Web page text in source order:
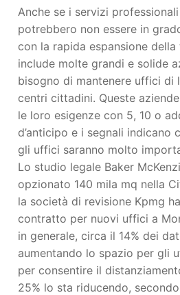
Anche se i servizi
potrebbero non essere in
con la rapida espansione
include molte grandi e solide
bisogno di mantenere uffici di
centri cittadini. Queste
le loro esigenze con 5, 10 o
d’anticipo e i segnali indicano
gli uffici saranno molto
Lo studio legale Baker
opzionato 140 mila mq nella
la società di revisione Kpmg
contratto per nuovi uffici a
in generale, circa il 14% dei
aumentando lo spazio per gli
per consentire il
25% lo sta riducendo,